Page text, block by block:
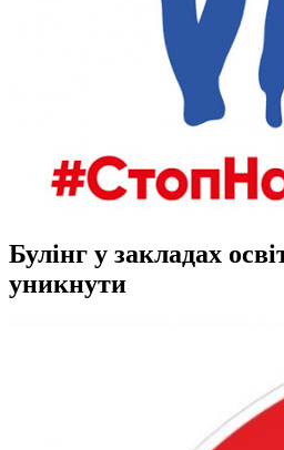
Булінг у закладах
уникнути